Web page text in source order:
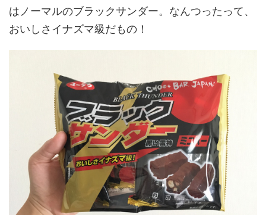
はノーマルのブラックサンダー。なんつったって、
おいしさイナズマ級だもの！